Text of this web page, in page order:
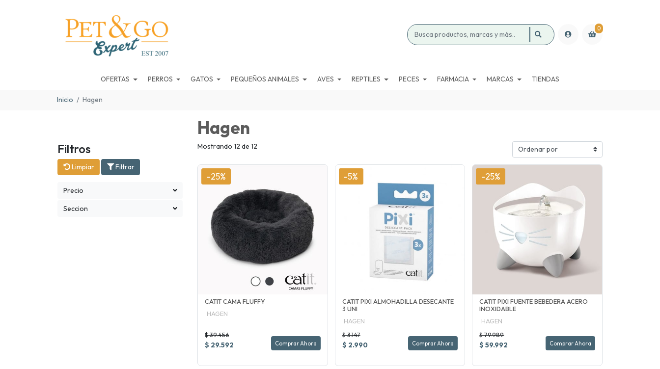
0
OFERTAS PERROS GATOS PEQUEÑOS ANIMALES AVES REPTILES PECES FARMACIA MARCAS TIENDAS
Inicio Hagen
Hagen
Filtros
Limpiar Filtrar
Precio
Seccion
Mostrando 12 de 12
-25%
CATIT CAMA FLUFFY
HAGEN
$ 39.456
$ 29.592 Comprar Ahora
-5%
CATIT PIXI ALMOHADILLA DESECANTE
3 UNI
HAGEN
$ 3.147
$ 2.990 Comprar Ahora
-25%
CATIT PIXI FUENTE BEBEDERA ACERO
INOXIDABLE
HAGEN
$ 79.989
$ 59.992 Comprar Ahora